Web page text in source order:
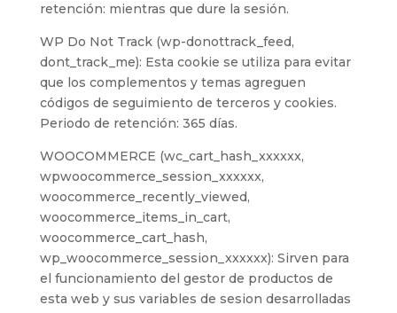
retención: mientras que dure la sesión.
WP Do Not Track (wp-donottrack_feed,
dont_track_me): Esta cookie se utiliza para evitar
que los complementos y temas agreguen
códigos de seguimiento de terceros y cookies.
Periodo de retención: 365 días.
WOOCOMMERCE (wc_cart_hash_xxxxxx,
wpwoocommerce_session_xxxxxx,
woocommerce_recently_viewed,
woocommerce_items_in_cart,
woocommerce_cart_hash,
wp_woocommerce_session_xxxxxx): Sirven para
el funcionamiento del gestor de productos de
esta web y sus variables de sesion desarrolladas